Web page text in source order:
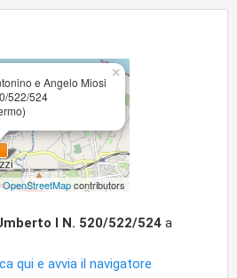
e Angelo Miosi
522/524
×
OpenStreetMapcontributors
I N. 520/522/524 a
qui e avvia il navigatore